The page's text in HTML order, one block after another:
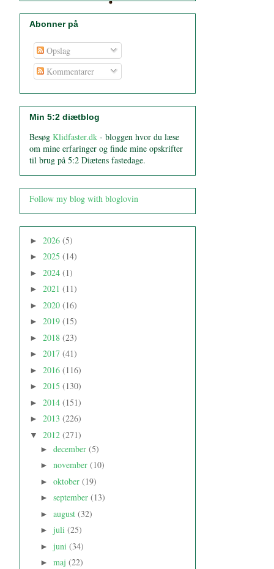
Abonner på
Opslag
Kommentarer
Min 5:2 diætblog
Besøg Klidfaster.dk - bloggen hvor du læse
om mine erfaringer og finde mine opskrifter
til brug på 5:2 Diætens fastedage.
Follow my blog with bloglovin
► 2026 (5)
► 2025 (14)
► 2024 (1)
► 2021 (11)
► 2020 (16)
► 2019 (15)
► 2018 (23)
► 2017 (41)
► 2016 (116)
► 2015 (130)
► 2014 (151)
► 2013 (226)
▼ 2012 (271)
► december (5)
► november (10)
► oktober (19)
► september (13)
► august (32)
► juli (25)
► juni (34)
► maj (22)